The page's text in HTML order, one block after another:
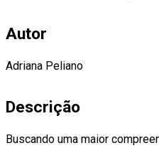
Autor
Adriana Peliano
Descrição
Buscando uma maior